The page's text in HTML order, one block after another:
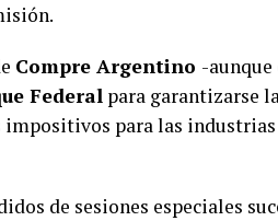
Compre Argentino -aunque
Federal para garantizarse
impositivos para las
de sesiones especiales